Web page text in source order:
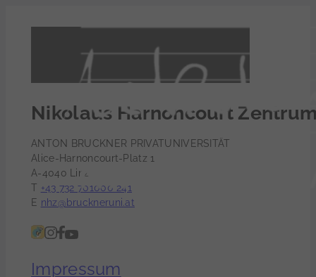
Nikolaus Harnoncourt
ANTON BRUCKNER PRIVATUNIVERSITÄT
Alice-Harnoncourt-Platz 1
A-4040 Linz
T +43 732 701000 241
E nhz@bruckneruni.at
Impressum